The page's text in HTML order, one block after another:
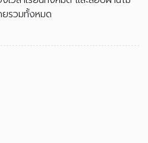
รวมทั้งหมด